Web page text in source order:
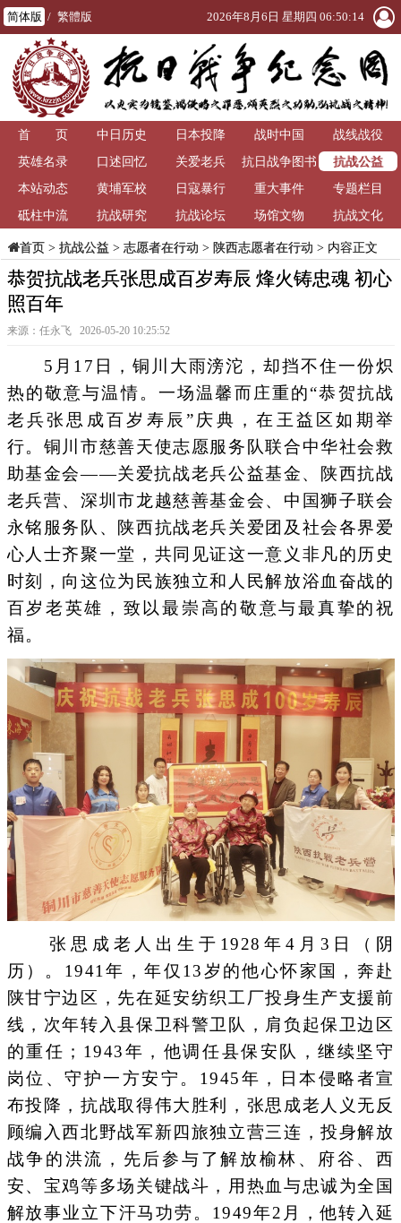
简体版 / 繁體版 2026年8月6日 星期四 06:50:15
首 页 中日历史 日本投降 战时中国
战线战役
英雄名录
口述回忆 关爱老兵
抗日战争图书
馆
抗战公益
本站动态
黄埔军校 日寇暴行 重大事件
专题栏目
砥柱中流
抗战研究 抗战论坛 场馆文物 抗战文化
首页> 抗战公益 > 志愿者在行动 > 陕西志愿者在行动 > 内容正文
恭贺抗战老兵张思成百岁寿辰 烽火铸忠魂 初心
照百年
来源：任永飞 2026-05-20 10:25:52
5月17日，铜川大雨滂沱，却挡不住一份炽
热的敬意与温情。一场温馨而庄重的“恭贺抗战
老兵张思成百岁寿辰”庆典，在王益区如期举
行。铜川市慈善天使志愿服务队联合中华社会救
助基金会——关爱抗战老兵公益基金、陕西抗战
老兵营、深圳市龙越慈善基金会、中国狮子联会
永铭服务队、陕西抗战老兵关爱团及社会各界爱
心人士齐聚一堂，共同见证这一意义非凡的历史
时刻，向这位为民族独立和人民解放浴血奋战的
百岁老英雄，致以最崇高的敬意与最真挚的祝
福。
张思成老人出生于1928年4月3日（阴
历）。1941年，年仅13岁的他心怀家国，奔赴
陕甘宁边区，先在延安纺织工厂投身生产支援前
线，次年转入县保卫科警卫队，肩负起保卫边区
的重任；1943年，他调任县保安队，继续坚守
岗位、守护一方安宁。1945年，日本侵略者宣
布投降，抗战取得伟大胜利，张思成老人义无反
顾编入西北野战军新四旅独立营三连，投身解放
战争的洪流，先后参与了解放榆林、府谷、西
安、宝鸡等多场关键战斗，用热血与忠诚为全国
解放事业立下汗马功劳。1949年2月，他转入延